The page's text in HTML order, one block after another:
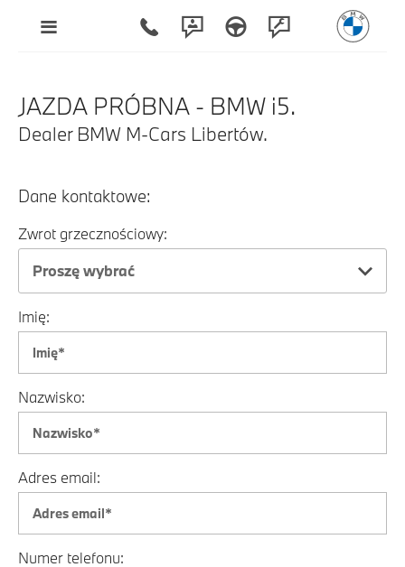
JAZDA PRÓBNA - BMW i5.
Dealer BMW M-Cars Libertów.
Dane kontaktowe:
Zwrot grzecznościowy:
Proszę wybrać
Imię:
Nazwisko:
Adres email:
Numer telefonu: